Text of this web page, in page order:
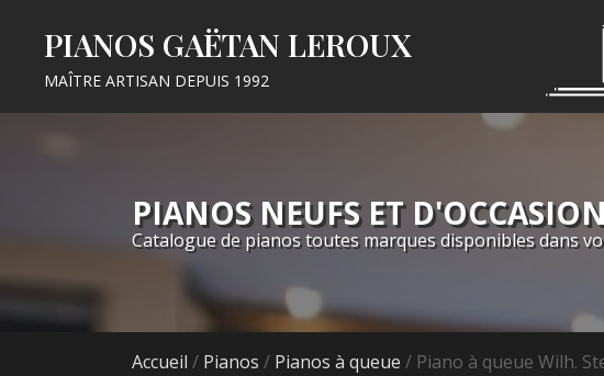
PIANOS GAËTAN LEROUX
MAÎTRE ARTISAN DEPUIS 1992
PIANOS NEUFS ET
Catalogue de pianos toutes marques disponibles dans
Accueil / Pianos / Pianos à queue / Piano à queue Wilh.